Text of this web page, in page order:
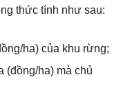
thức tính như sau:
ha) của khu rừng;
(đồng/ha) mà chủ